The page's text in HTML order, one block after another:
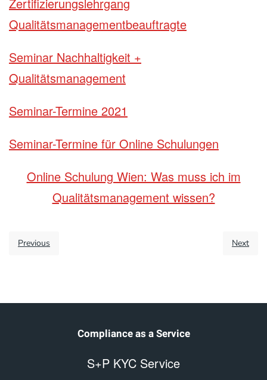
Qualitätsmanagementbeauftragte
Seminar Nachhaltigkeit +
Qualitätsmanagement
Seminar-Termine 2021
Seminar-Termine für Online Schulungen
Online Schulung Wien: Was muss ich im
Qualitätsmanagement wissen?
Previous Next
Compliance as a Service
S+P KYC Service